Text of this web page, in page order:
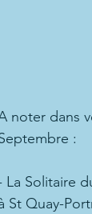
noter dans
:
La Solitaire
St Quay-